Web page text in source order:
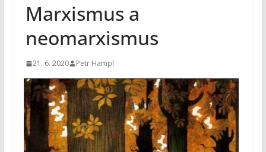
Marxismus a
neomarxismus
21. 6. 2020 Petr Hampl